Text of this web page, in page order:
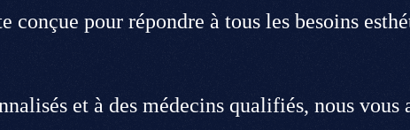
conçue pour répondre à tous les besoins
et à des médecins qualifiés, nous